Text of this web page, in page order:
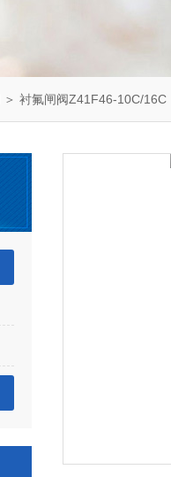
＞ 衬氟闸阀Z41F46-10C/16C